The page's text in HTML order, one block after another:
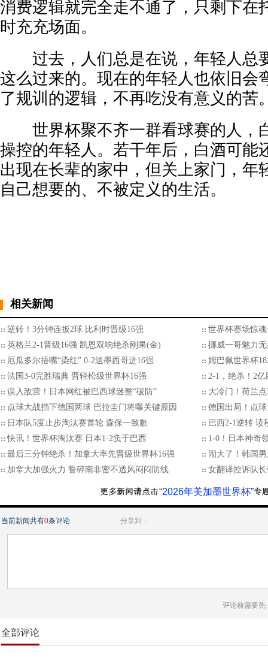
消费逻辑就完全走不通了，只剩下在
时充充场面。
过去，人们总是在说，年轻人总
这么过来的。现在的年轻人也依旧会
了规训的逻辑，不再吃没有意义的苦
世界杯聚不齐一群看球赛的人，
操控的年轻人。若干年后，白酒可能
出现在长辈的家中，但关上家门，年
自己想要的、不被定义的生活。
相关新闻
逆转！3分钟连扳2球 比利时晋级16强
世界杯赛场惊
英格兰2-1晋级16强 凯恩双响绝杀刚果(金)
挪威一哥魅力
厄瓜多尔捂嘴“染红” 0-2送墨西哥进16强
姆巴佩世界杯
法国3-0完胜瑞典 晋轻松级世界杯16强
2-1，绝杀！2
误入敌营！日本网红被巴西球迷整“破防”
大冷门！荷兰
点球大战挡下德国两球 巴拉圭门将曝关键原因
德国出局！点
日本队5度止步淘汰赛首轮 森保一致歉
巴西2-1逆转 读
快讯！世界杯淘汰赛 日本1-2负于巴西
1-0！日本神奇
最后三分钟绝杀！加拿大率先晋级世界杯16强
闹大了！韩国
加拿大加强火力 誓碎南非密不透风闷闷防线
女翻译控诉队
“2026年美加墨世界杯”
当前新闻共有0条评论 分享到：
评论前需要先
全部评论